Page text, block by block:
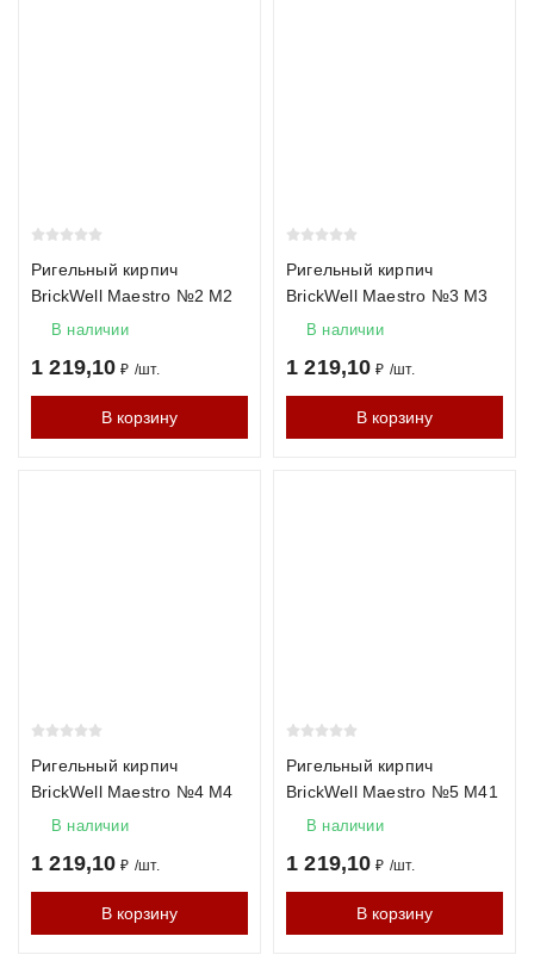
Ригельный кирпич
BrickWell Maestro №2 М2
В наличии
1 219,10 ₽ /шт.
В корзину
Ригельный кирпич
BrickWell Maestro №3 М3
В наличии
1 219,10 ₽ /шт.
В корзину
Ригельный кирпич
BrickWell Maestro №4 М4
В наличии
1 219,10 ₽ /шт.
В корзину
Ригельный кирпич
BrickWell Maestro №5 М41
В наличии
1 219,10 ₽ /шт.
В корзину